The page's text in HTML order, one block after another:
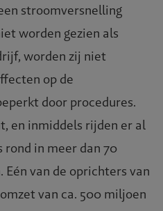
stroomversnelling
worden gezien als
worden zij niet
op de
door procedures.
en inmiddels rijden er al
rond in meer dan 70
van de oprichters van
van ca. 500 miljoen